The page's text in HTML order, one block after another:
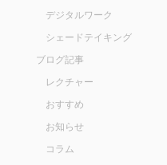
デジタルワーク
シェードテイキング
ブログ記事
レクチャー
おすすめ
お知らせ
コラム